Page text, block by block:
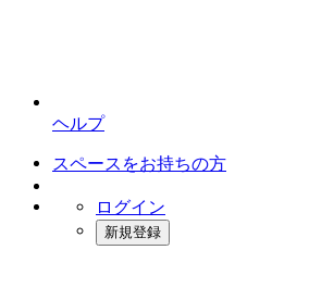
ヘルプ
スペースをお持ちの方
ログイン
新規登録